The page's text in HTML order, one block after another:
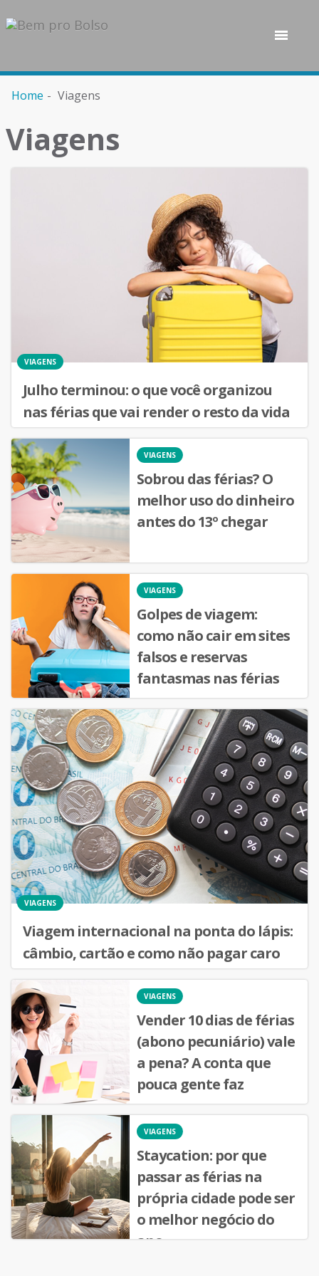
Home Viagens
Viagens
VIAGENS
Julho terminou: o que você organizou
nas férias que vai render o resto da vida
VIAGENS
Sobrou das férias? O
melhor uso do dinheiro
antes do 13º chegar
VIAGENS
Golpes de viagem:
como não cair em sites
falsos e reservas
fantasmas nas férias
VIAGENS
Viagem internacional na ponta do lápis:
câmbio, cartão e como não pagar caro
VIAGENS
Vender 10 dias de férias
(abono pecuniário) vale
a pena? A conta que
pouca gente faz
VIAGENS
Staycation: por que
passar as férias na
própria cidade pode ser
o melhor negócio do
ano